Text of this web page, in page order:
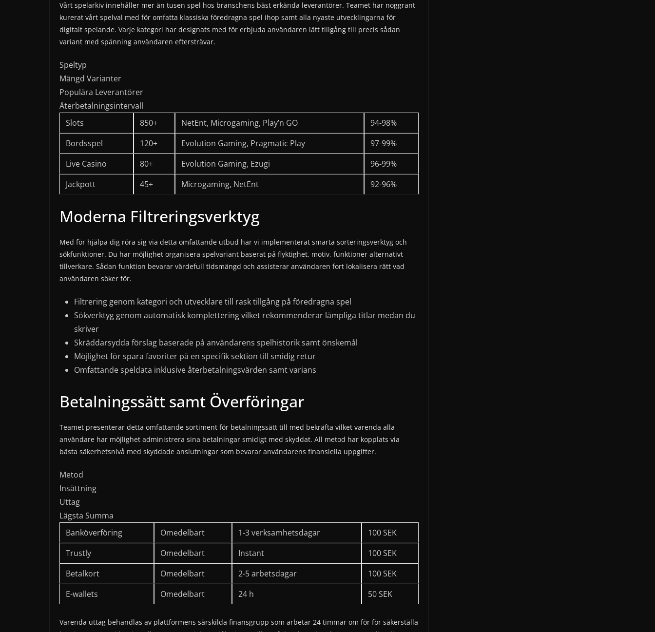
Vårt spelarkiv innehåller mer än tusen spel hos branschens bäst erkända leverantörer. Teamet har noggrant
kurerat vårt spelval med för omfatta klassiska föredragna spel ihop samt alla nyaste utvecklingarna för
digitalt spelande. Varje kategori har designats med för erbjuda användaren lätt tillgång till precis sådan
variant med spänning användaren eftersträvar.
Speltyp
Mängd Varianter
Populära Leverantörer
Återbetalningsintervall
Slots
850+ NetEnt, Microgaming, Play’n GO
94-98%
Bordsspel
120+ Evolution Gaming, Pragmatic Play
97-99%
Live Casino
80+ Evolution Gaming, Ezugi
96-99%
Jackpott
45+ Microgaming, NetEnt 92-96%
Moderna Filtreringsverktyg
Med för hjälpa dig röra sig via detta omfattande utbud har vi implementerat smarta sorteringsverktyg och
sökfunktioner. Du har möjlighet organisera spelvariant baserat på flyktighet, motiv, funktioner alternativt
tillverkare. Sådan funktion bevarar värdefull tidsmängd och assisterar användaren fort lokalisera rätt vad
användaren söker för.
Filtrering genom kategori och utvecklare till rask tillgång på föredragna spel
Sökverktyg genom automatisk komplettering vilket rekommenderar lämpliga titlar medan du
skriver
Skräddarsydda förslag baserade på användarens spelhistorik samt önskemål
Möjlighet för spara favoriter på en specifik sektion till smidig retur
Omfattande speldata inklusive återbetalningsvärden samt varians
Betalningssätt samt Överföringar
Teamet presenterar detta omfattande sortiment för betalningssätt till med bekräfta vilket varenda alla
användare har möjlighet administrera sina betalningar smidigt med skyddat. All metod har kopplats via
bästa säkerhetsnivå med skyddade anslutningar som bevarar användarens finansiella uppgifter.
Metod
Insättning
Uttag
Lägsta Summa
Banköverföring
Omedelbart 1-3 verksamhetsdagar
100 SEK
Trustly
Omedelbart Instant
100 SEK
Betalkort
Omedelbart 2-5 arbetsdagar
100 SEK
E-wallets
Omedelbart 24 h 50 SEK
Varenda uttag behandlas av plattformens särskilda finansgrupp som arbetar 24 timmar om för för säkerställa